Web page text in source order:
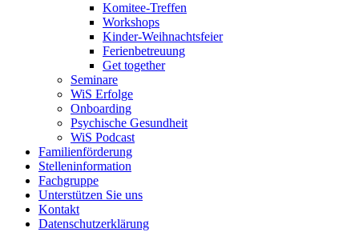
Komitee-Treffen
Workshops
Kinder-Weihnachtsfeier
Ferienbetreuung
Get together
Seminare
WiS Erfolge
Onboarding
Psychische Gesundheit
WiS Podcast
Familienförderung
Stelleninformation
Fachgruppe
Unterstützen Sie uns
Kontakt
Datenschutzerklärung